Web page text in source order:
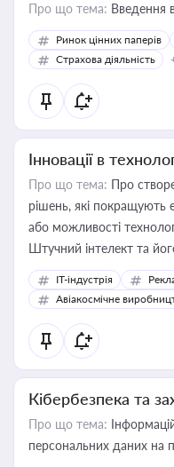
Про що тема: Введення
Ринок цінних паперів
Страхова діяльність
Інновації в
Про що тема: Про
рішень, які покращують
або можливості
Штучний інтелект та
IT-індустрія
Авіакосмічне
Кібербезпека та
Про що тема:
персональних даних на